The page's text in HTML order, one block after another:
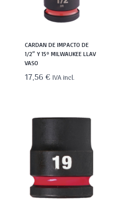
CARDAN DE IMPACTO DE
1/2″ Y 15º MILWAUKEE LLAV
VASO
17,56€ IVA incl.